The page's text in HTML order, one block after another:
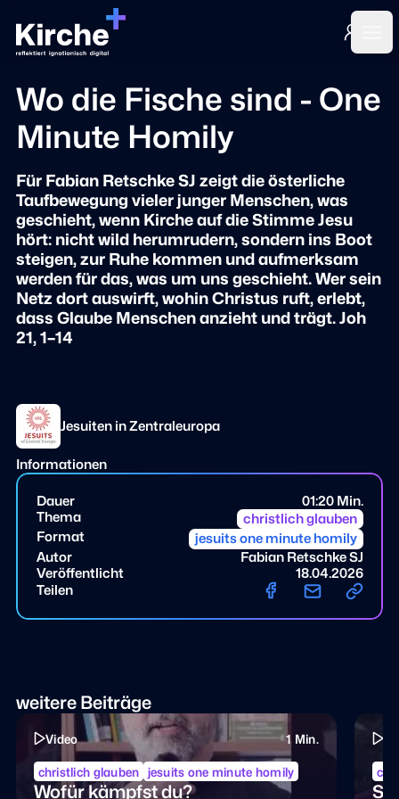
Login
Jesuiten in Zentraleuropa
Informationen
Dauer
01:20 Min.
Thema
christlich glauben
Format
jesuits one minute homily
Autor
Fabian Retschke SJ
Veröffentlicht
18.04.2026
Teilen
Wo die Fische sind - One
Minute Homily
Für Fabian Retschke SJ zeigt die österliche
Taufbewegung vieler junger Menschen, was
geschieht, wenn Kirche auf die Stimme Jesu
hört: nicht wild herumrudern, sondern ins Boot
steigen, zur Ruhe kommen und aufmerksam
werden für das, was um uns geschieht. Wer sein
Netz dort auswirft, wohin Christus ruft, erlebt,
dass Glaube Menschen anzieht und trägt. Joh
21, 1–14
weitere Beiträge
Video 1 Min.
christlich glauben jesuits one minute homily
Wofür kämpfst du?